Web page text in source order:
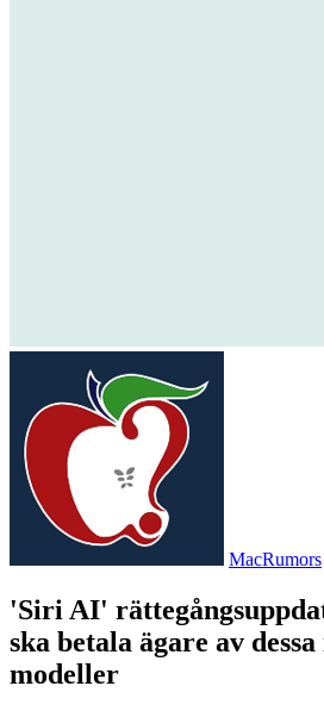
MacRumors
'Siri AI'
ska betala ägare av
modeller